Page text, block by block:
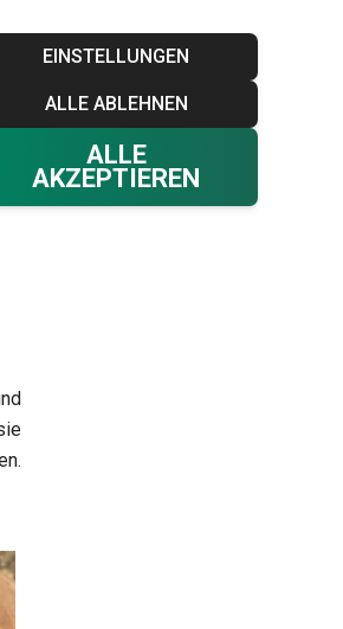
EINSTELLUNGEN
ALLE ABLEHNEN
ALLE
AKZEPTIEREN
Club Garantie Kontakt
0 Ihr Warenkorb
€ 0,00